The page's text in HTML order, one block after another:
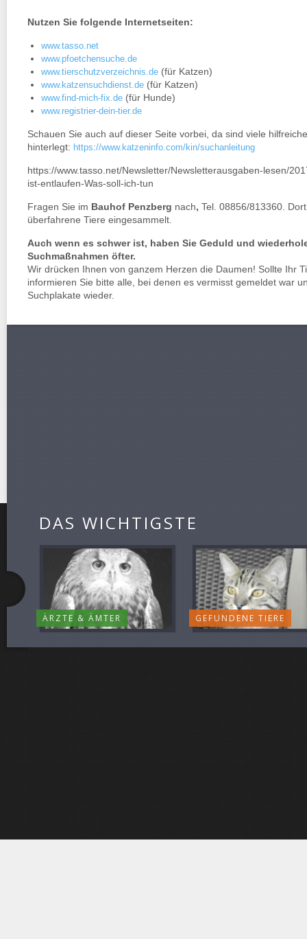
Nutzen Sie folgende Internetseiten:
www.tasso.net
www.pfoetchensuche.de
www.tierschutzverzeichnis.de (für Katzen)
www.katzensuchdienst.de (für Katzen)
www.find-mich-fix.de (für Hunde)
www.registrier-dein-tier.de
Schauen Sie auch auf dieser Seite vorbei, da sind viele
hinterlegt: https://www.katzeninfo.com/kin/suchanleitung
https://www.tasso.net/Newsletter/Newsletterausgaben-lesen/
ist-entlaufen-Was-soll-ich-tun
Fragen Sie im Bauhof Penzberg nach, Tel. 08856/813360.
überfahrene Tiere eingesammelt.
Auch wenn es schwer ist, haben Sie Geduld und
Suchmaßnahmen öfter.
Wir drücken Ihnen von ganzem Herzen die Daumen! Sollte Ihr
informieren Sie bitte alle, bei denen es vermisst gemeldet war
Suchplakate wieder.
DAS WICHTIGSTE
ÄRZTE & ÄMTER GEFUNDENE TIERE